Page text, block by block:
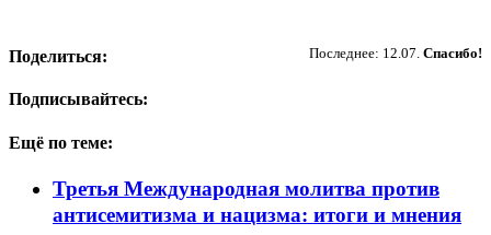
Последнее: 12.07. Спасибо!
Поделиться:
Подписывайтесь:
Ещё по теме:
Третья Международная молитва против
антисемитизма и нацизма: итоги и мнения